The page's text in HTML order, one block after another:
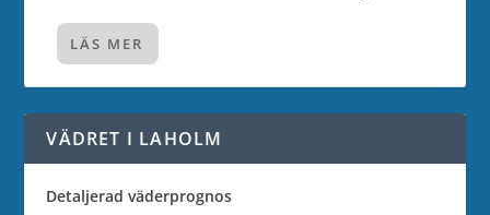
LÄS MER
VÄDRET I LAHOLM
Detaljerad väderprognos